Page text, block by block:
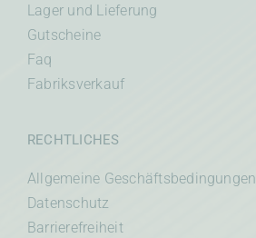
Lager und Lieferung
Gutscheine
Faq
Fabriksverkauf
RECHTLICHES
Allgemeine Geschäftsbedingungen
Datenschutz
Barrierefreiheit